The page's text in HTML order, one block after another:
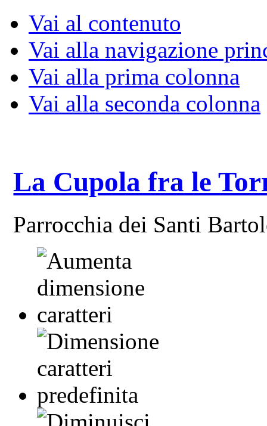
Vai al contenuto
Vai alla navigazione
Vai alla prima colonna
Vai alla seconda colonna
La Cupola fra le
Parrocchia dei Santi